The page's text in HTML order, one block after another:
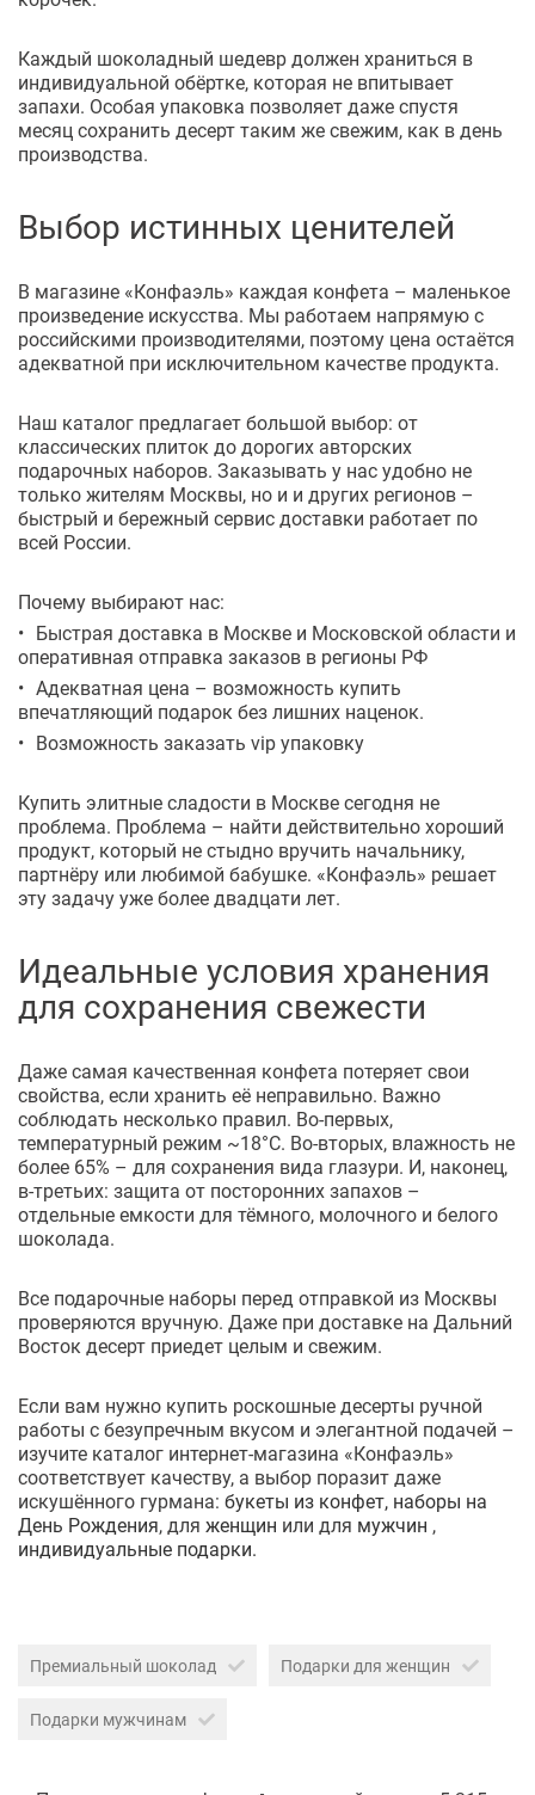
Каждый шоколадный шедевр должен храниться в
индивидуальной обёртке, которая не впитывает
запахи. Особая упаковка позволяет даже спустя
месяц сохранить десерт таким же свежим, как в день
производства.
Выбор истинных ценителей
В магазине «Конфаэль» каждая конфета – маленькое
произведение искусства. Мы работаем напрямую с
российскими производителями, поэтому цена остаётся
адекватной при исключительном качестве продукта.
Наш каталог предлагает большой выбор: от
классических плиток до дорогих авторских
подарочных наборов. Заказывать у нас удобно не
только жителям Москвы, но и и других регионов –
быстрый и бережный сервис доставки работает по
всей России.
Почему выбирают нас:
Быстрая доставка в Москве и Московской области и
оперативная отправка заказов в регионы РФ
Адекватная цена – возможность купить
впечатляющий подарок без лишних наценок.
Возможность заказать vip упаковку
Купить элитные сладости в Москве сегодня не
проблема. Проблема – найти действительно хороший
продукт, который не стыдно вручить начальнику,
партнёру или любимой бабушке. «Конфаэль» решает
эту задачу уже более двадцати лет.
Идеальные условия хранения
для сохранения свежести
Даже самая качественная конфета потеряет свои
свойства, если хранить её неправильно. Важно
соблюдать несколько правил. Во-первых,
температурный режим ~18°C. Во-вторых, влажность не
более 65% – для сохранения вида глазури. И, наконец,
в-третьих: защита от посторонних запахов –
отдельные емкости для тёмного, молочного и белого
шоколада.
Все подарочные наборы перед отправкой из Москвы
проверяются вручную. Даже при доставке на Дальний
Восток десерт приедет целым и свежим.
Если вам нужно купить роскошные десерты ручной
работы с безупречным вкусом и элегантной подачей –
изучите каталог интернет-магазина «Конфаэль»
соответствует качеству, а выбор поразит даже
искушённого гурмана: букеты из конфет, наборы на
День Рождения, для женщин или для мужчин ,
индивидуальные подарки.
Премиальный шоколад Подарки для женщин
Подарки мужчинам